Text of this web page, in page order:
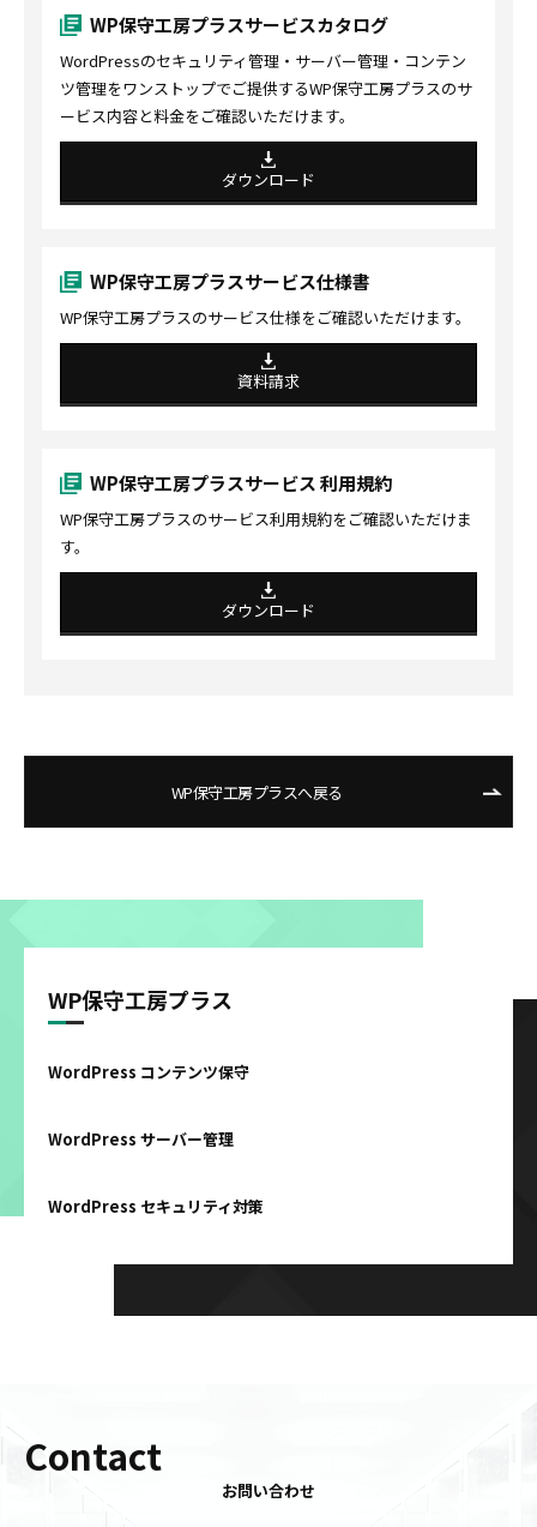
WP保守工房プラスサービスカタログ
WordPressのセキュリティ管理・サーバー管理・コンテン
ツ管理をワンストップでご提供するWP保守工房プラスのサ
ービス内容と料金をご確認いただけます。
ダウンロード
WP保守工房プラスサービス仕様書
WP保守工房プラスのサービス仕様をご確認いただけます。
資料請求
WP保守工房プラスサービス 利用規約
WP保守工房プラスのサービス利用規約をご確認いただけま
す。
ダウンロード
WP保守工房プラスへ戻る
WP保守工房プラス
WordPress コンテンツ保守
WordPress サーバー管理
WordPress セキュリティ対策
Contact
お問い合わせ